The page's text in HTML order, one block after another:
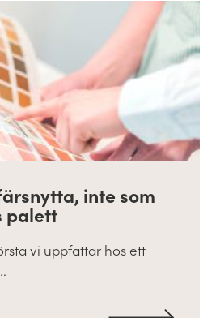
inte som
palett
vi uppfattar hos ett